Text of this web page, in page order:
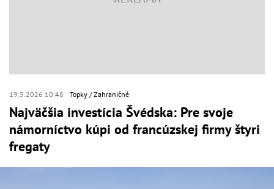
19.5.2026 10:48 Topky Zahraničné
Najväčšia investícia Švédska: Pre svoje
námorníctvo kúpi od francúzskej firmy štyri
fregaty